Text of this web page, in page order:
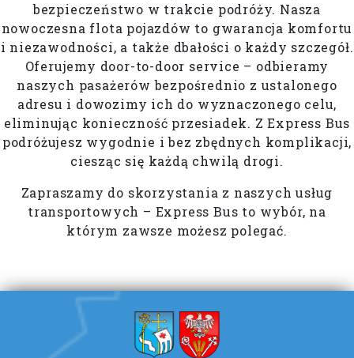
bezpieczeństwo w trakcie podróży. Nasza
nowoczesna flota pojazdów to gwarancja komfortu
i niezawodności, a także dbałości o każdy szczegół.
Oferujemy door-to-door service – odbieramy
naszych pasażerów bezpośrednio z ustalonego
adresu i dowozimy ich do wyznaczonego celu,
eliminując konieczność przesiadek. Z Express Bus
podróżujesz wygodnie i bez zbędnych komplikacji,
ciesząc się każdą chwilą drogi.
Zapraszamy do skorzystania z naszych usług
transportowych – Express Bus to wybór, na
którym zawsze możesz polegać.